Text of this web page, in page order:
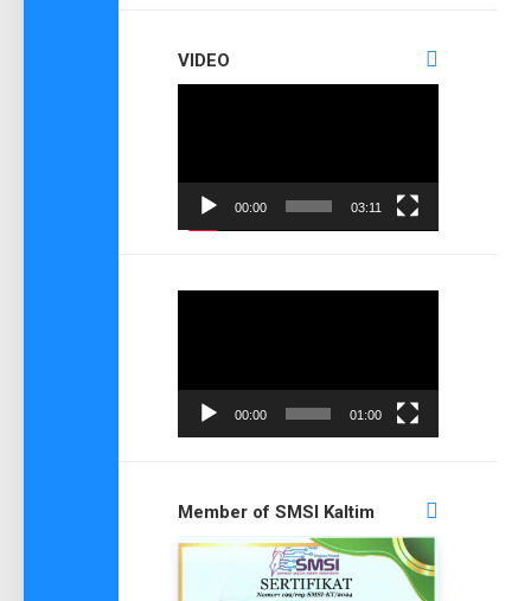
VIDEO
00:00 03:11
00:00 01:00
Member of SMSI Kaltim